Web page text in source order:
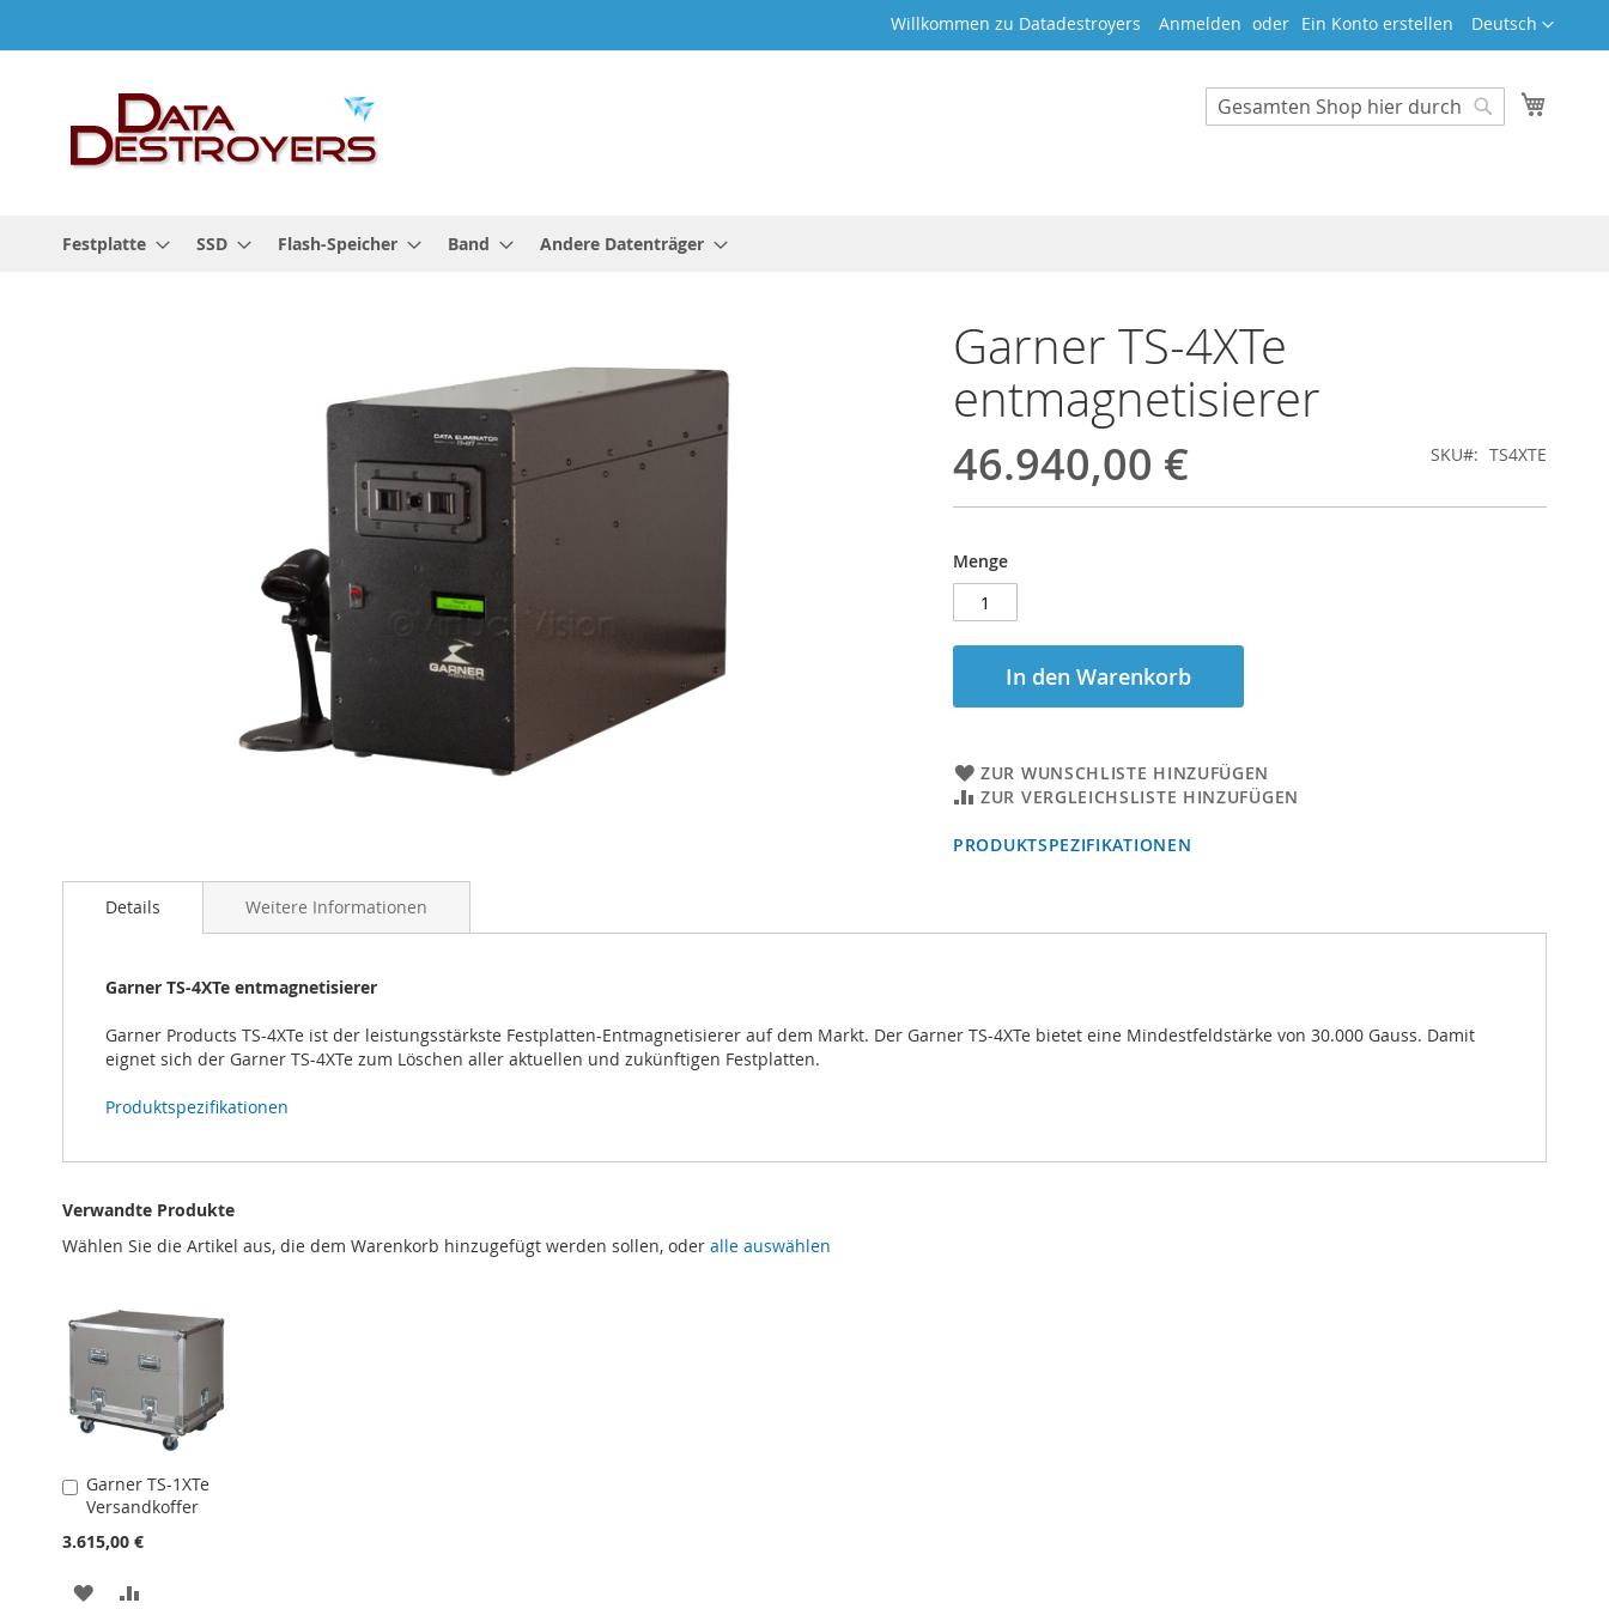
Inhalt
Sprache
Deutsch
Willkommen zu Datadestroyers Anmelden Ein Konto erstellen
Search
Festplatte SSD Flash-Speicher Band Andere Datenträger
Garner TS-4XTe
entmagnetisierer
46.940,00 € SKU TS4XTE
Menge
In den Warenkorb
ZUR WUNSCHLISTE HINZUFÜGEN
ZUR VERGLEICHSLISTE HINZUFÜGEN
PRODUKTSPEZIFIKATIONEN
der
Bildgalerie
Details
Garner TS-4XTe entmagnetisierer
Garner Products TS-4XTe ist der leistungsstärkste Festplatten-Entmagnetisierer auf dem Markt. Der Garner TS-4XTe bietet eine Mindestfeldstärke von 30.000 Gauss. Damit
eignet sich der Garner TS-4XTe zum Löschen aller aktuellen und zukünftigen Festplatten.
Produktspezifikationen
Weitere Informationen
Verwandte Produkte
Wählen Sie die Artikel aus, die dem Warenkorb hinzugefügt werden sollen, oder alle auswählen
Garner TS-1XTe
Versandkoffer
3.615,00 €
In
den
Warenkorb
ZUR